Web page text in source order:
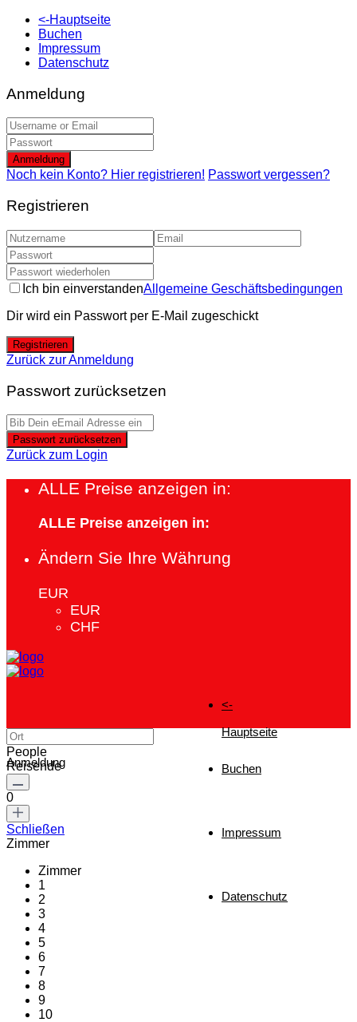
<-Hauptseite
Buchen
Impressum
Datenschutz
Anmeldung
Anmeldung
Noch kein Konto? Hier registrieren! Passwort vergessen?
Registrieren
Ich bin einverstandenAllgemeine Geschäftsbedingungen
Dir wird ein Passwort per E-Mail zugeschickt
Registrieren
Zurück zur Anmeldung
Passwort zurücksetzen
Passwort zurücksetzen
Zurück zum Login
ALLE Preise anzeigen in:
ALLE Preise anzeigen in:
Ändern Sie Ihre Währung
EUR
EUR
CHF
<-
Hauptseite
Buchen
Impressum
Datenschutz
Anmeldung
People
Reisende
0
Schließen
Zimmer
Zimmer
1
2
3
4
5
6
7
8
9
10